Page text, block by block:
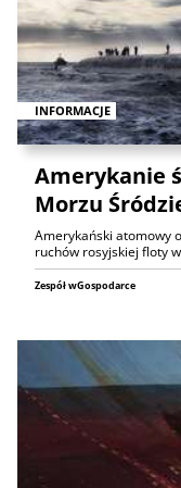
INFORMACJE
Amerykanie
Morzu
Amerykański atomowy
ruchów rosyjskiej floty
Zespół wGospodarce